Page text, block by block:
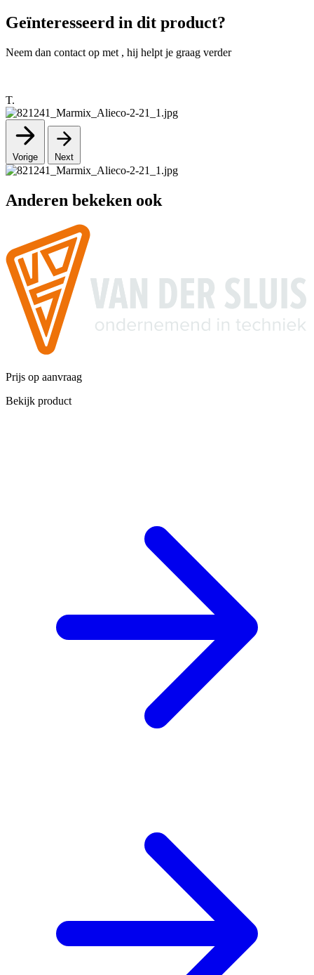
Geïnteresseerd in dit product?
Neem dan contact op met , hij helpt je graag verder
T.
Vorige Next
Anderen bekeken ook
Prijs op aanvraag
Bekijk product